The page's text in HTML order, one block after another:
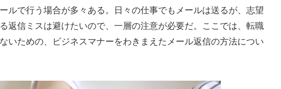
ルで行う場合が多々ある。日々の仕事でもメールは送るが、志望
返信ミスは避けたいので、一層の注意が必要だ。ここでは、転職
いための、ビジネスマナーをわきまえたメール返信の方法につい